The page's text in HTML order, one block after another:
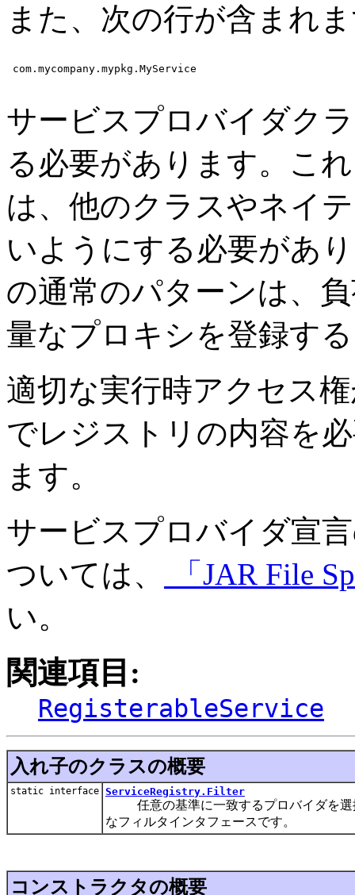
また、次の行が含まれ
com.mycompany.mypkg.MyService
サービスプロバイダク
る必要があります。こ
は、他のクラスやネイ
いようにする必要があ
の通常のパターンは、
量なプロキシを登録す
適切な実行時アクセス
でレジストリの内容を
ます。
サービスプロバイダ宣
ついては、
「JAR File
い。
関連項目:
RegisterableService
入れ子のクラスの概要
static interface ServiceRegistry.Filter
任意の基準に一致するプロバイダを選
なフィルタインタフェースです。
コンストラクタの概要